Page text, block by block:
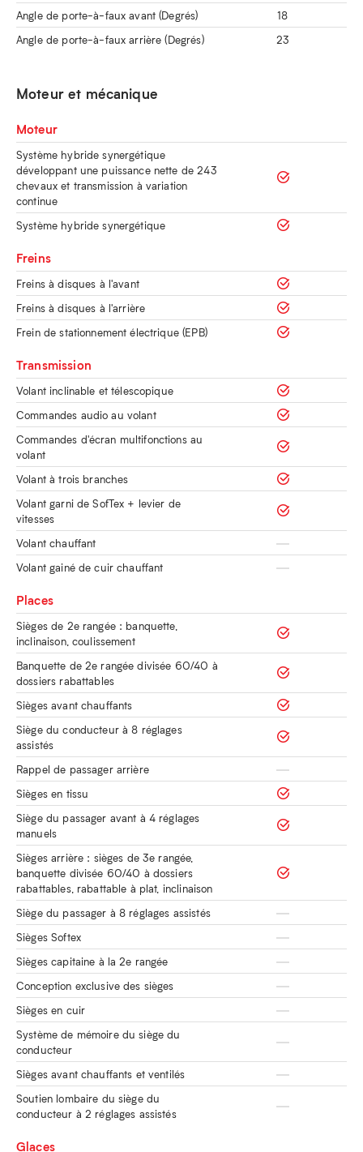
Angle de porte-à-faux avant (Degrés)
18
Angle de porte-à-faux arrière (Degrés)
23
Moteur et mécanique
Moteur
Système hybride synergétique
développant une puissance nette de 243
chevaux et transmission à variation
continue
Système hybride synergétique
Freins
Freins à disques à l'avant
Freins à disques à l'arrière
Frein de stationnement électrique (EPB)
Transmission
Volant inclinable et télescopique
Commandes audio au volant
Commandes d'écran multifonctions au
volant
Volant à trois branches
Volant garni de SofTex + levier de
vitesses
Volant chauffant
Volant gainé de cuir chauffant
Places
Sièges de 2e rangée : banquette,
inclinaison, coulissement
Banquette de 2e rangée divisée 60/40 à
dossiers rabattables
Sièges avant chauffants
Siège du conducteur à 8 réglages
assistés
Rappel de passager arrière
Sièges en tissu
Siège du passager avant à 4 réglages
manuels
Sièges arrière : sièges de 3e rangée,
banquette divisée 60/40 à dossiers
rabattables, rabattable à plat, inclinaison
Siège du passager à 8 réglages assistés
Sièges Softex
Sièges capitaine à la 2e rangée
Conception exclusive des sièges
Sièges en cuir
Système de mémoire du siège du
conducteur
Sièges avant chauffants et ventilés
Soutien lombaire du siège du
conducteur à 2 réglages assistés
Glaces